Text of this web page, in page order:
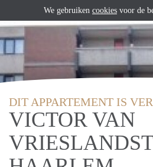
DIT APPARTEMENT IS
VICTOR VAN
We gebruiken cookies voor de